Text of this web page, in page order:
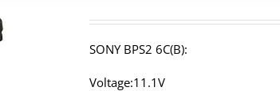
SONY BPS2 6C(B):
Voltage:11.1V